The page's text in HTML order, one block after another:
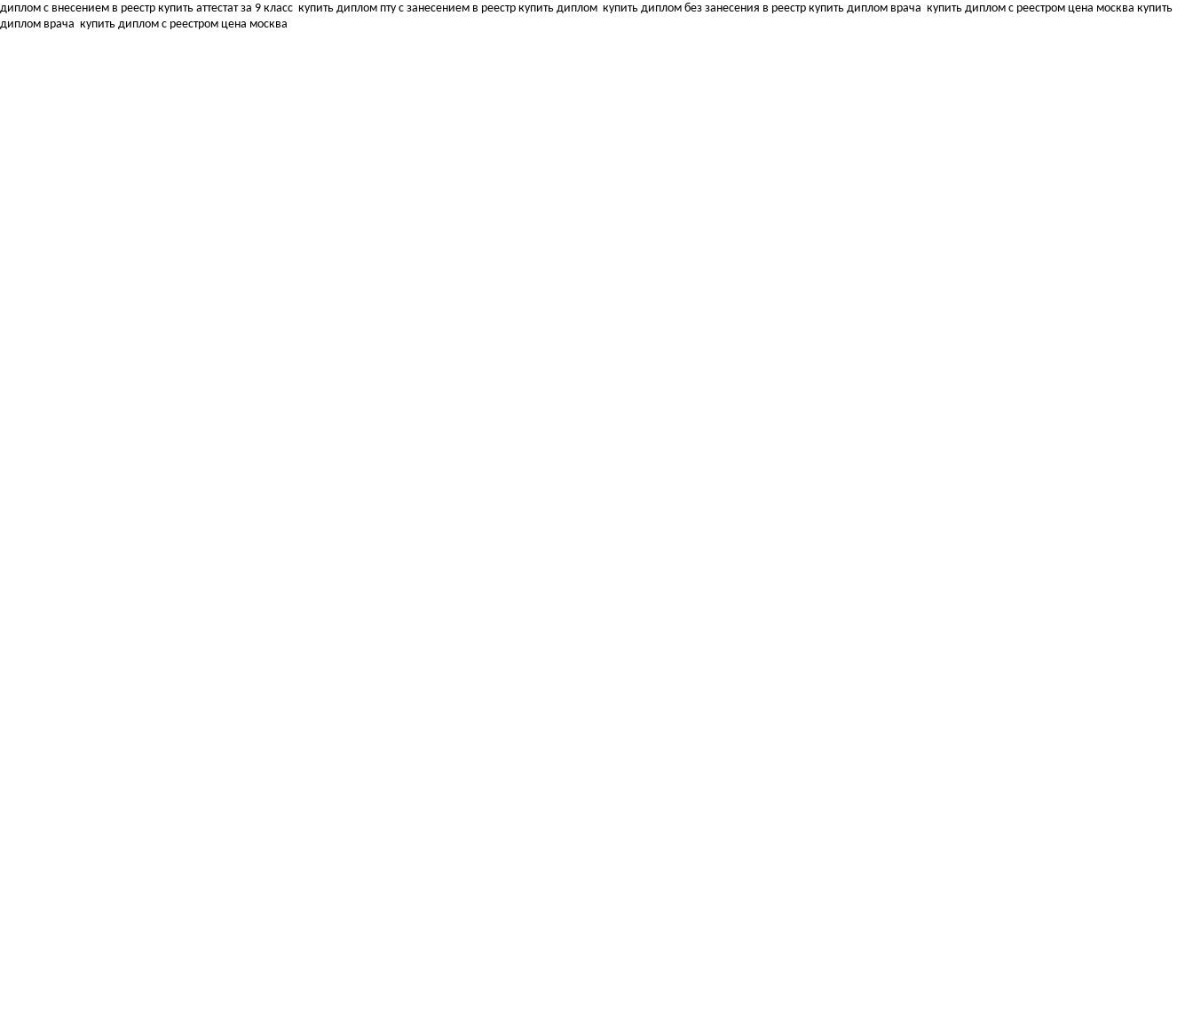
диплом с внесением в реестр купить аттестат за 9 класс купить диплом пту с занесением в реестр купить диплом купить диплом без занесения в реестр купить диплом врача купить диплом с реестром цена москва купить
диплом врача купить диплом с реестром цена москва